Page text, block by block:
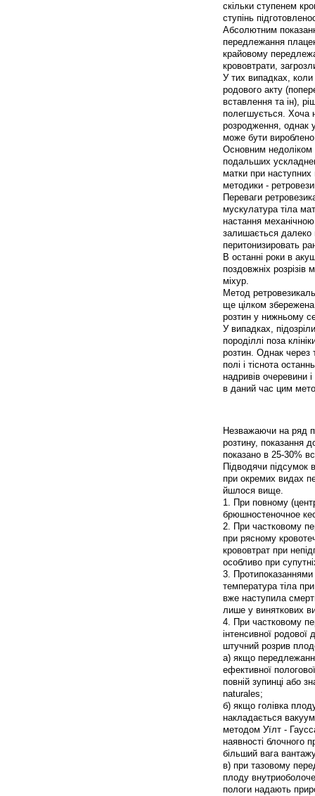
скільки ступенем
ступінь
Абсолютним
передлежання
крайовому
крововтрати,
У тих випадках,
родового акту
вставлення та ін),
полегшується. Хоча
розродження, однак
може бути
Основним недоліком
подальших
матки при наступних
методики -
Переваги
мускулатура тіла
настання
залишається далеко
перитонизировать
В останні роки в
поздовжніх
міхур.
Метод
ще цілком
розтин у нижньому
У випадках,
породіллі поза
розтин. Однак через
полі і тіснота
надривів очеревини
в даний час цим
Незважаючи на ряд
розтину, показання
показано в 25-30%
Підводячи підсумок
при окремих видах
йшлося вище.
1. При повному
брюшностеночное
2. При частковому
при рясному
крововтрат при
особливо при
3. Протипоказаннями
температура тіла
вже наступила
лише у виняткових
4. При частковому
інтенсивної родової
штучний розрив
а) якщо
ефективної
повній зупинці або
naturales;
б) якщо голівка
накладається
методом Уїлт -
наявності блочного
більший вага
в) при тазовому
плоду
пологи надають